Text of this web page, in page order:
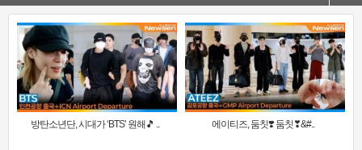
방탄소년단, 시대가 ‘BTS’ 원해🎵 .. 에이티즈, 둠칫❣️ 둠칫❣&#..